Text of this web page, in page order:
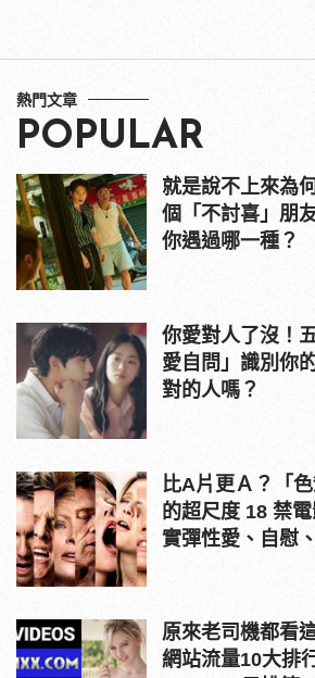
熱門文章
POPULAR
就是說不上來為
個「不討喜」朋
你遇過哪一種？
你愛對人了沒！
愛自問」識別你
對的人嗎？
比A片更Ａ？「色
的超尺度 18 禁
實彈性愛、自慰
原來老司機都看
網站流量10大排